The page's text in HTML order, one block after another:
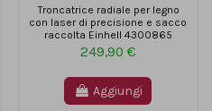
Troncatrice radiale per legno
con laser di precisione e sacco
raccolta Einhell 4300865
249,90 €
Aggiungi